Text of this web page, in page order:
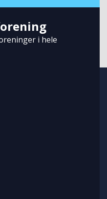
i hele